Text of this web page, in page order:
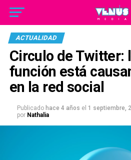
ACTUALIDAD
Circulo de Twitter:
función está
en la red social
Publicado hace 4 años el 1 septiembre,
por Nathalia